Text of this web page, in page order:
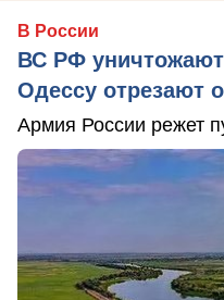
В России
ВС РФ
Одессу отрезают
Армия России режет